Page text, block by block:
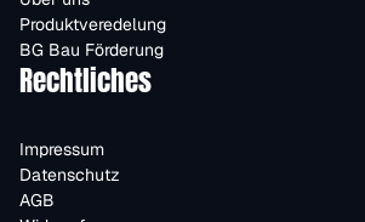
Produktveredelung
BG Bau Förderung
Rechtliches
Impressum
Datenschutz
AGB